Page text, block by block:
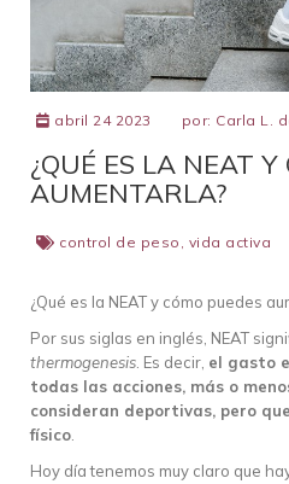
abril 24 2023 por: Carla L.
¿QUÉ ES LA NEAT Y
AUMENTARLA?
control de peso , vida activa
¿Qué es la NEAT y cómo puedes
Por sus siglas en inglés, NEAT
thermogenesis. Es decir, el gasto
todas las acciones, más o
consideran deportivas, pero
físico.
Hoy día tenemos muy claro que